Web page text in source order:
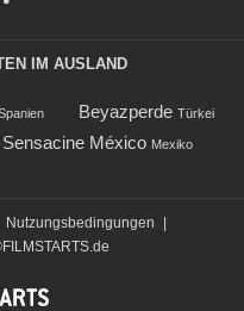
IM AUSLAND
Beyazperde Türkei
Sensacine México Mexiko
Nutzungsbedingungen